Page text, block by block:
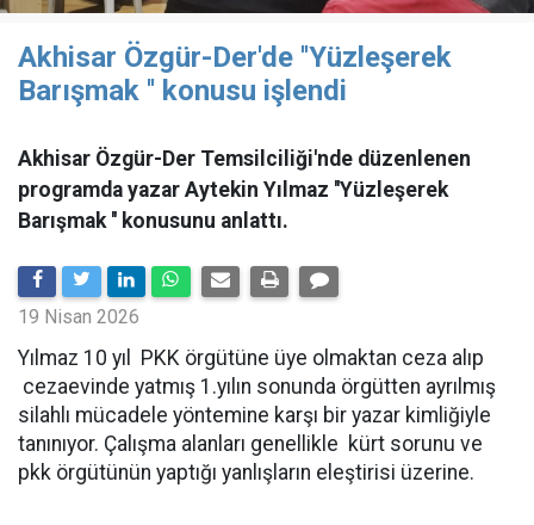
Akhisar Özgür-Der'de ''Yüzleşerek
Barışmak '' konusu işlendi
Akhisar Özgür-Der Temsilciliği'nde düzenlenen
programda yazar Aytekin Yılmaz ''Yüzleşerek
Barışmak '' konusunu anlattı.
19 Nisan 2026
Yılmaz 10 yıl PKK örgütüne üye olmaktan ceza alıp
cezaevinde yatmış 1.yılın sonunda örgütten ayrılmış
silahlı mücadele yöntemine karşı bir yazar kimliğiyle
tanınıyor. Çalışma alanları genellikle kürt sorunu ve
pkk örgütünün yaptığı yanlışların eleştirisi üzerine.